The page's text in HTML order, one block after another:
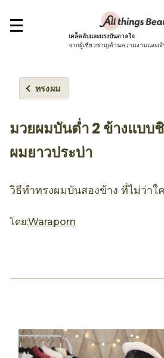
เคล็ดลับและแรงบันดาลใจ
จากผู้เชี่ยวชาญด้านความงามและเ
ทรงผม
มวยผมบันต่ำ 2 ข้างแบบ
ผมยาวประบ่า
วิธีทำทรงผมบันสองข้าง ที่ไม่ว่า
โดย:Waraporn